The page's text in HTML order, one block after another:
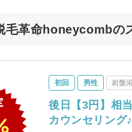
毛革命honeycombの
初回 男性 岩盤
後日【3円】相
カウンセリング